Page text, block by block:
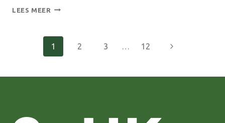
LEES MEER ATLAS
ACHTERHOEK
VOORUIT:
SAMEN
AAN
BEREIKBAARHEID
Paginanavigatie
1 2 3 12
Volgende